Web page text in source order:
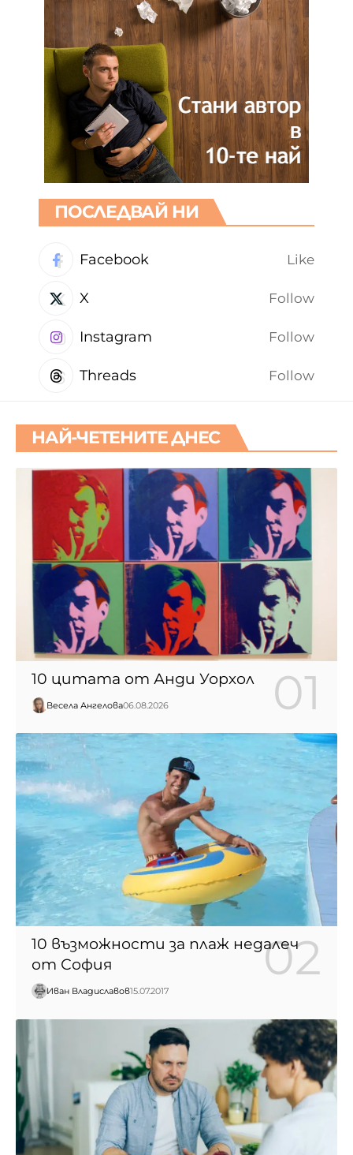
ПОСЛЕДВАЙ НИ
Facebook Like
X Follow
Instagram Follow
Threads Follow
НАЙ-ЧЕТЕНИТЕ ДНЕС
10 цитата от Анди Уорхол
Весела Ангелова06.08.2026
10 възможности за плаж недалеч
от София
Иван Владиславов15.07.2017